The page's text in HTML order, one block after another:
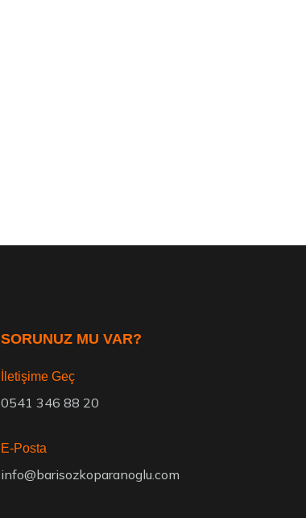
SORUNUZ MU VAR?
İletişime Geç
0541 346 88 20
E-Posta
info@barisozkoparanoglu.com